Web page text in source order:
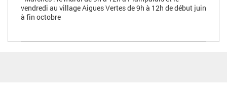
vendredi au village Aigues Vertes de 9h à 12h de début juin
à fin octobre